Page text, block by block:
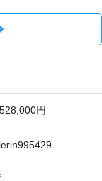
528,000円